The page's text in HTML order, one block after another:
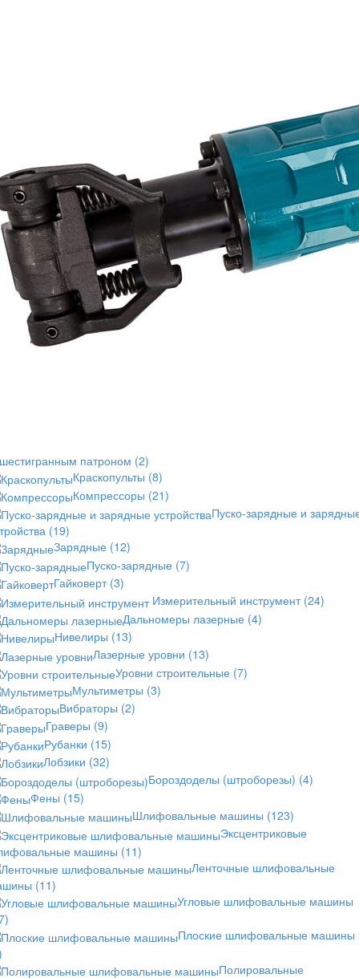
патроном (2)
Краскопульты (8)
Компрессоры (21)
Пуско-зарядные и
(19)
Зарядные (12)
Пуско-зарядные (7)
Гайковерт (3)
Измерительный инструмент (24)
Дальномеры лазерные (4)
Нивелиры (13)
Лазерные уровни (13)
Уровни строительные (7)
Мультиметры (3)
Вибраторы (2)
Граверы (9)
Рубанки (15)
Лобзики (32)
Бороздоделы (штроборезы) (4)
Фены (15)
Шлифовальные машины (123)
Эксцентриковые
машины (11)
Ленточные шлифовальные
(11)
Угловые шлифовальные машины
Плоские шлифовальные машины
Полировальные